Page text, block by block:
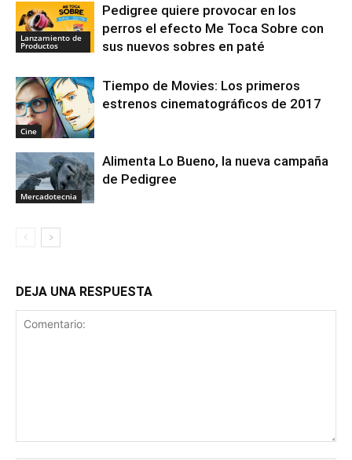
Lanzamiento de
Productos
Pedigree quiere provocar en los
perros el efecto Me Toca Sobre con
sus nuevos sobres en paté
Cine
Tiempo de Movies: Los primeros
estrenos cinematográficos de 2017
Mercadotecnia
Alimenta Lo Bueno, la nueva campaña
de Pedigree
DEJA UNA RESPUESTA